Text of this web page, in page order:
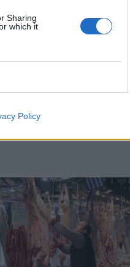
Sharing
which it
Policy
για το
έως το απόγευμα η